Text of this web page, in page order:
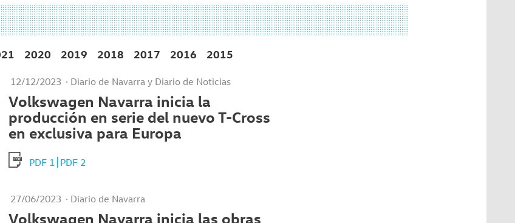
2020 2019 2018 2017 2016 2015
12/12/2023 · Diario de Navarra y Diario de Noticias
Volkswagen Navarra inicia la
producción en serie del nuevo T-Cross
en exclusiva para Europa
PDF 1 PDF 2
27/06/2023 · Diario de Navarra
Volkswagen Navarra inicia las obras